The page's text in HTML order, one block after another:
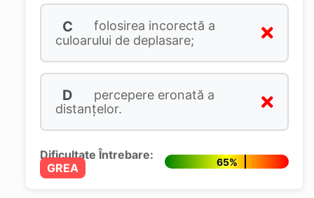
C
folosirea incorectă a
culoarului de deplasare;
D
percepere eronată a
distanțelor.
Dificultate Întrebare:
GREA
65%